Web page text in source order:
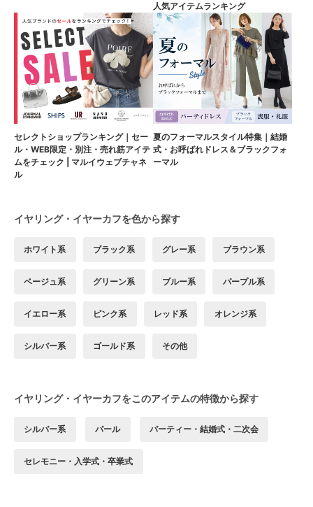
人気アイテムランキング
セレクトショップランキング｜セー
ル・WEB限定・別注・売れ筋アイテ
ムをチェック | マルイウェブチャネ
ル
夏のフォーマルスタイル特集｜結婚
式・お呼ばれドレス＆ブラックフォ
ーマル
イヤリング・イヤーカフを色から探す
ホワイト系 ブラック系 グレー系 ブラウン系
ベージュ系 グリーン系 ブルー系 パープル系
イエロー系 ピンク系 レッド系 オレンジ系
シルバー系 ゴールド系 その他
イヤリング・イヤーカフをこのアイテムの特徴から探す
シルバー系 パール パーティー・結婚式・二次会
セレモニー・入学式・卒業式